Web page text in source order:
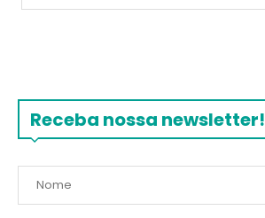
Receba nossa newsletter!